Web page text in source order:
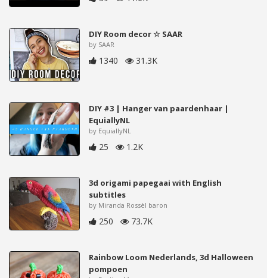
DIY Room decor ☆ SAAR
by SAAR
1340 31.3K
DIY #3 | Hanger van paardenhaar |
EquiallyNL
by EquiallyNL
25 1.2K
3d origami papegaai with English
subtitles
by Miranda Rossèl baron
250 73.7K
Rainbow Loom Nederlands, 3d Halloween
pompoen